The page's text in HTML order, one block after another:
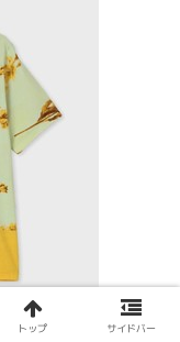
トップ サイドバー